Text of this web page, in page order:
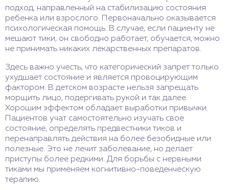
подход, направленный на стабилизацию состояния
ребенка или взрослого. Первоначально оказывается
психологическая помощь. В случае, если пациенту не
мешают тики, он свободно работает, обучается, можно
не принимать никаких лекарственных препаратов.
Здесь важно учесть, что категорический запрет только
ухудшает состояние и является провоцирующим
фактором. В детском возрасте нельзя запрещать
морщить лицо, подергивать рукой и так далее.
Хорошим эффектом обладает выработки привычки.
Пациентов учат самостоятельно изучать свое
состояние, определять предвестники тиков и
перенаправлять действия на более безобидные или
полезные. Это не лечит заболевание, но делает
приступы более редкими. Для борьбы с нервными
тиками мы применяем когнитивно-поведенческую
терапию.